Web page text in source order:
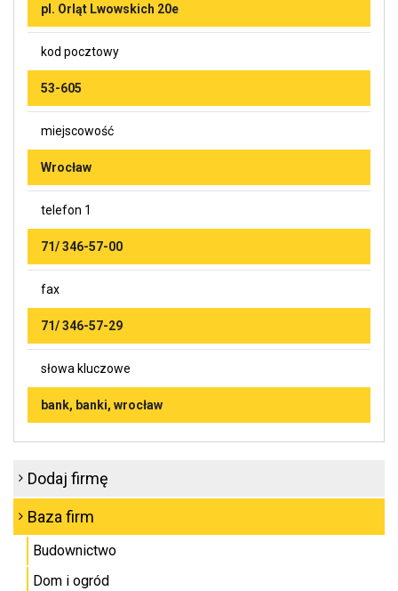
pl. Orląt Lwowskich 20e
kod pocztowy
53-605
miejscowość
Wrocław
telefon 1
71/ 346-57-00
fax
71/ 346-57-29
słowa kluczowe
bank, banki, wrocław
Dodaj firmę
Baza firm
Budownictwo
Dom i ogród